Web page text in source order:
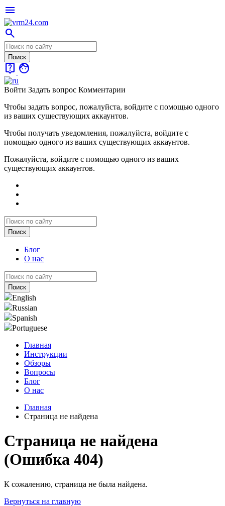
menu
search
live_help face
Войти Задать вопрос Комментарии
Чтобы задать вопрос, пожалуйста, войдите с помощью одного
из ваших существующих аккаунтов.
Чтобы получать уведомления, пожалуйста, войдите с
помощью одного из ваших существующих аккаунтов.
Пожалуйста, войдите с помощью одного из ваших
существующих аккаунтов.
Блог
О нас
English
Russian
Spanish
Portuguese
Главная
Инструкции
Обзоры
Вопросы
Блог
О нас
Главная
Страница не найдена
Страница не найдена
(Ошибка 404)
К сожалению, страница не была найдена.
Вернуться на главную